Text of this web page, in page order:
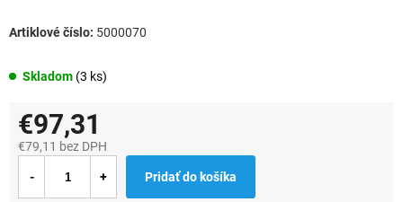
Skladom (3 ks)
5000070
€97,31
€79,11 bez DPH
cena:
Pridať do košíka